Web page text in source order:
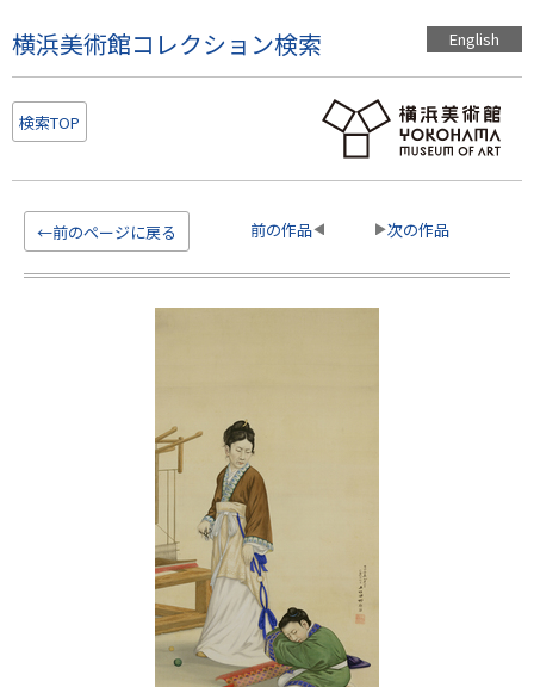
の
ペ
ー
本
横浜美術館コレクション検索 English
検索TOP
←前のページに戻る 前の作品 次の作品